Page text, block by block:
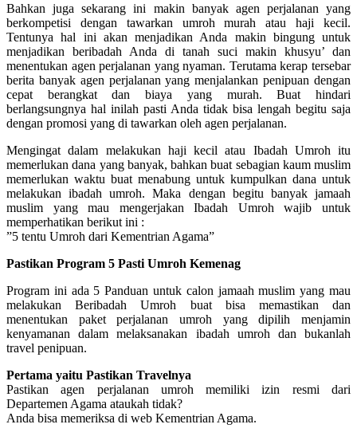
Bahkan juga sekarang ini makin banyak agen perjalanan yang
berkompetisi dengan tawarkan umroh murah atau haji kecil.
Tentunya hal ini akan menjadikan Anda makin bingung untuk
menjadikan beribadah Anda di tanah suci makin khusyu’ dan
menentukan agen perjalanan yang nyaman. Terutama kerap tersebar
berita banyak agen perjalanan yang menjalankan penipuan dengan
cepat berangkat dan biaya yang murah. Buat hindari
berlangsungnya hal inilah pasti Anda tidak bisa lengah begitu saja
dengan promosi yang di tawarkan oleh agen perjalanan.
Mengingat dalam melakukan haji kecil atau Ibadah Umroh itu
memerlukan dana yang banyak, bahkan buat sebagian kaum muslim
memerlukan waktu buat menabung untuk kumpulkan dana untuk
melakukan ibadah umroh. Maka dengan begitu banyak jamaah
muslim yang mau mengerjakan Ibadah Umroh wajib untuk
memperhatikan berikut ini :
”5 tentu Umroh dari Kementrian Agama”
Pastikan Program 5 Pasti Umroh Kemenag
Program ini ada 5 Panduan untuk calon jamaah muslim yang mau
melakukan Beribadah Umroh buat bisa memastikan dan
menentukan paket perjalanan umroh yang dipilih menjamin
kenyamanan dalam melaksanakan ibadah umroh dan bukanlah
travel penipuan.
Pertama yaitu Pastikan Travelnya
Pastikan agen perjalanan umroh memiliki izin resmi dari
Departemen Agama ataukah tidak?
Anda bisa memeriksa di web Kementrian Agama.